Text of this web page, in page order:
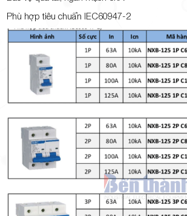
Phù hợp tiêu chuẩn IEC60947-2